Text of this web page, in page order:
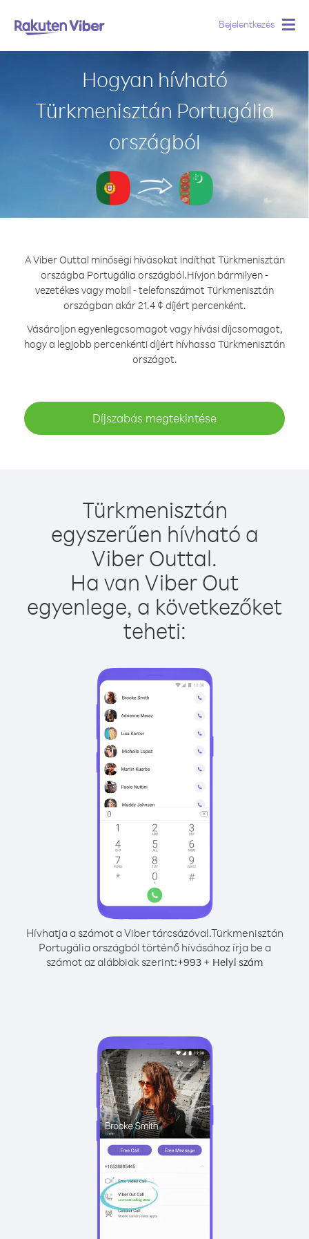
Bejelentkezés
Hogyan hívható
Türkmenisztán Portugália
országból
A Viber Outtal minőségi hívásokat indíthat Türkmenisztán
országba Portugália országból.Hívjon bármilyen -
vezetékes vagy mobil - telefonszámot Türkmenisztán
országban akár 21.4 ¢ díjért percenként.
Vásároljon egyenlegcsomagot vagy hívási díjcsomagot,
hogy a legjobb percenkénti díjért hívhassa Türkmenisztán
országot.
Díjszabás megtekintése
Türkmenisztán
egyszerűen hívható a
Viber Outtal.
Ha van Viber Out
egyenlege, a következőket
teheti:
Hívhatja a számot a Viber tárcsázóval.Türkmenisztán
Portugália országból történő hívásához írja be a
számot az alábbiak szerint:+993 + Helyi szám